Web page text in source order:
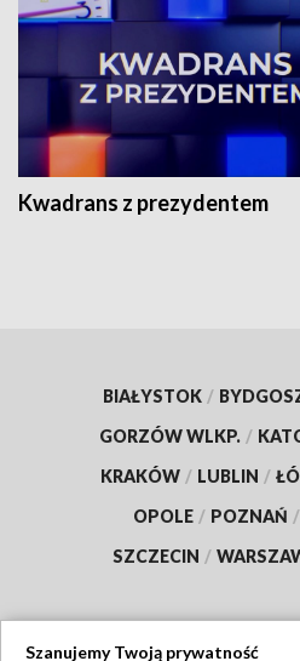
Kwadrans z prezydentem
BIAŁYSTOK /
GORZÓW WLKP. /
KRAKÓW / LUBLIN /
OPOLE / POZNAŃ /
SZCZECIN /
Szanujemy Twoją prywatność